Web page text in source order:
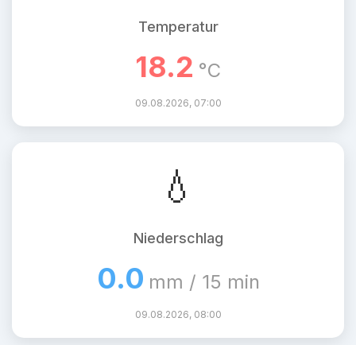
Temperatur
18.2 °C
09.08.2026, 07:00
💧
Niederschlag
0.0 mm / 15 min
09.08.2026, 08:00